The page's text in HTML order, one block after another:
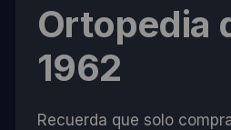
Ortopedia
1962
Recuerda que solo